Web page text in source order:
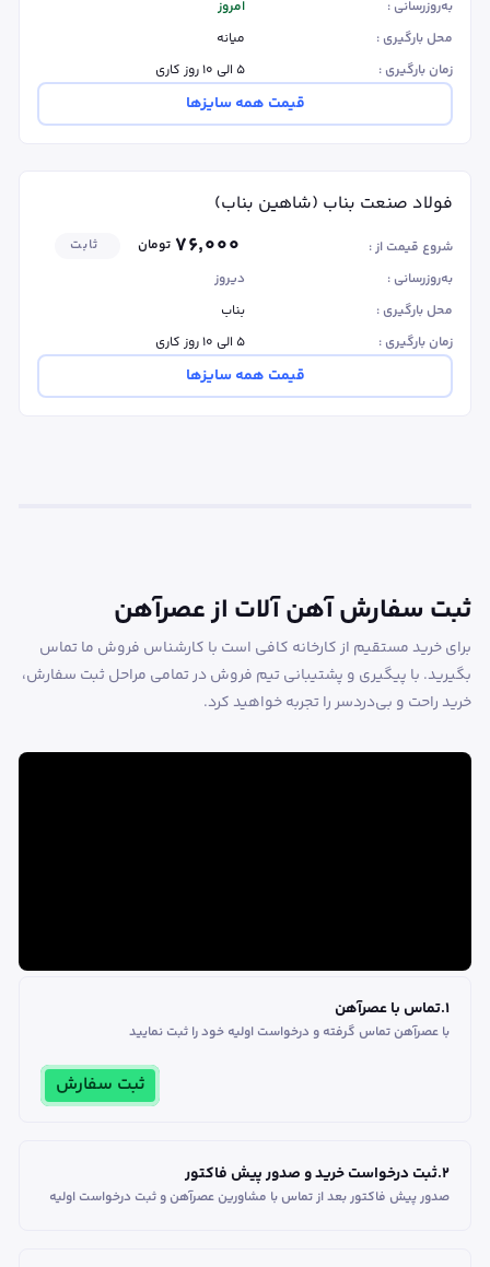
به‌روزرسانی :
امروز
محل بارگیری :
میانه
زمان بارگیری :
۵ الی ۱۰ روز کاری
قیمت همه سایزها
فولاد صنعت بناب (شاهین بناب)
شروع قیمت از : ۷۶٬۰۰۰ تومان
ثابت
به‌روزرسانی :
دیروز
محل بارگیری :
بناب
زمان بارگیری :
۵ الی ۱۰ روز کاری
قیمت همه سایزها
ثبت سفارش آهن آلات از عصرآهن
برای خرید مستقیم از کارخانه کافی است با کارشناس فروش ما تماس
بگیرید. با پیگیری و پشتیبانی تیم فروش در تمامی مراحل ثبت سفارش،
خرید راحت و بی‌دردسر را تجربه خواهید کرد.
1
.تماس با عصرآهن
با عصرآهن تماس گرفته و درخواست اولیه خود را ثبت نمایید
ثبت سفارش
2
.ثبت درخواست خرید و صدور پیش فاکتور
صدور پیش فاکتور بعد از تماس با مشاورین عصر‌آهن و ثبت درخواست اولیه